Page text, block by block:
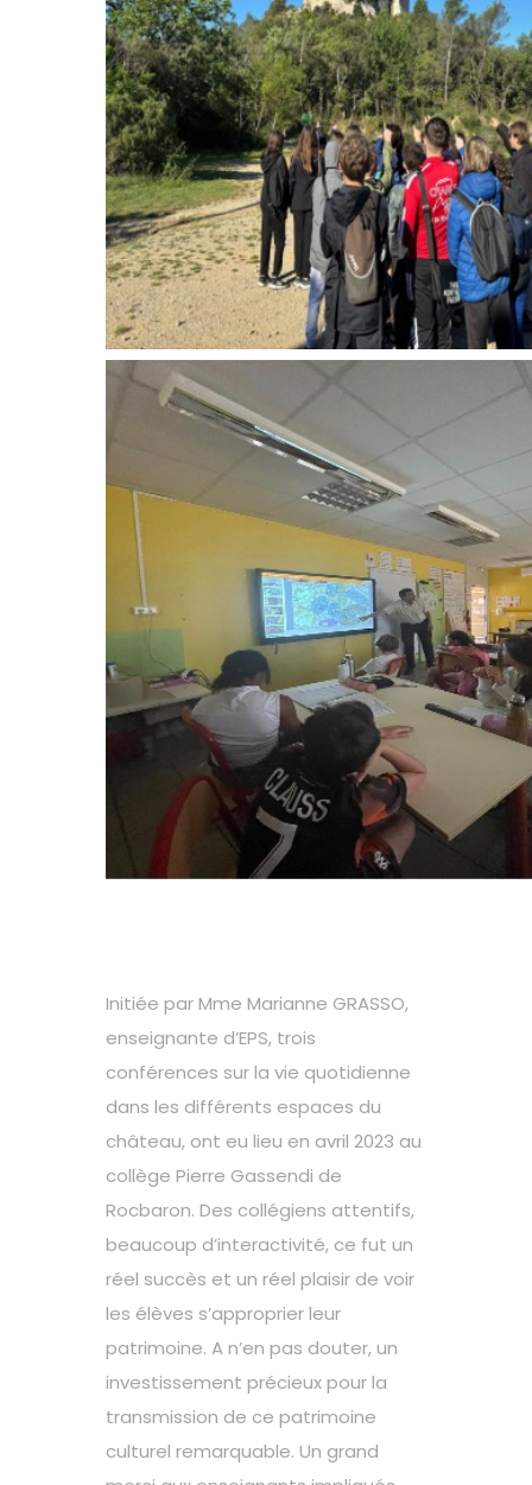
Initiée par Mme Marianne GRASSO,
enseignante d’EPS, trois
conférences sur la vie quotidienne
dans les différents espaces du
château, ont eu lieu en avril 2023 au
collège Pierre Gassendi de
Rocbaron. Des collégiens attentifs,
beaucoup d’interactivité, ce fut un
réel succès et un réel plaisir de voir
les élèves s’approprier leur
patrimoine. A n’en pas douter, un
investissement précieux pour la
transmission de ce patrimoine
culturel remarquable. Un grand